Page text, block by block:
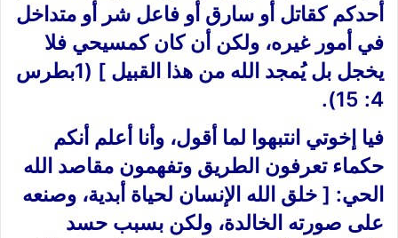
أحدكم كقاتل أو سارق أو فاعل شر أو متداخل
في أمور غيره، ولكن أن كان كمسيحي فلا
يخجل بل يُمجد الله من هذا القبيل ] (1بطرس
4: 15).
فيا إخوتي انتبهوا لما أقول، وأنا أعلم أنكم
حكماء تعرفون الطريق وتفهمون مقاصد الله
الحي: [ خلق الله الإنسان لحياة أبدية، وصنعه
على صورته الخالدة، ولكن بسبب حسد